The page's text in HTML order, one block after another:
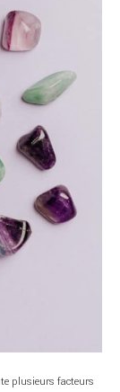
plusieurs facteurs